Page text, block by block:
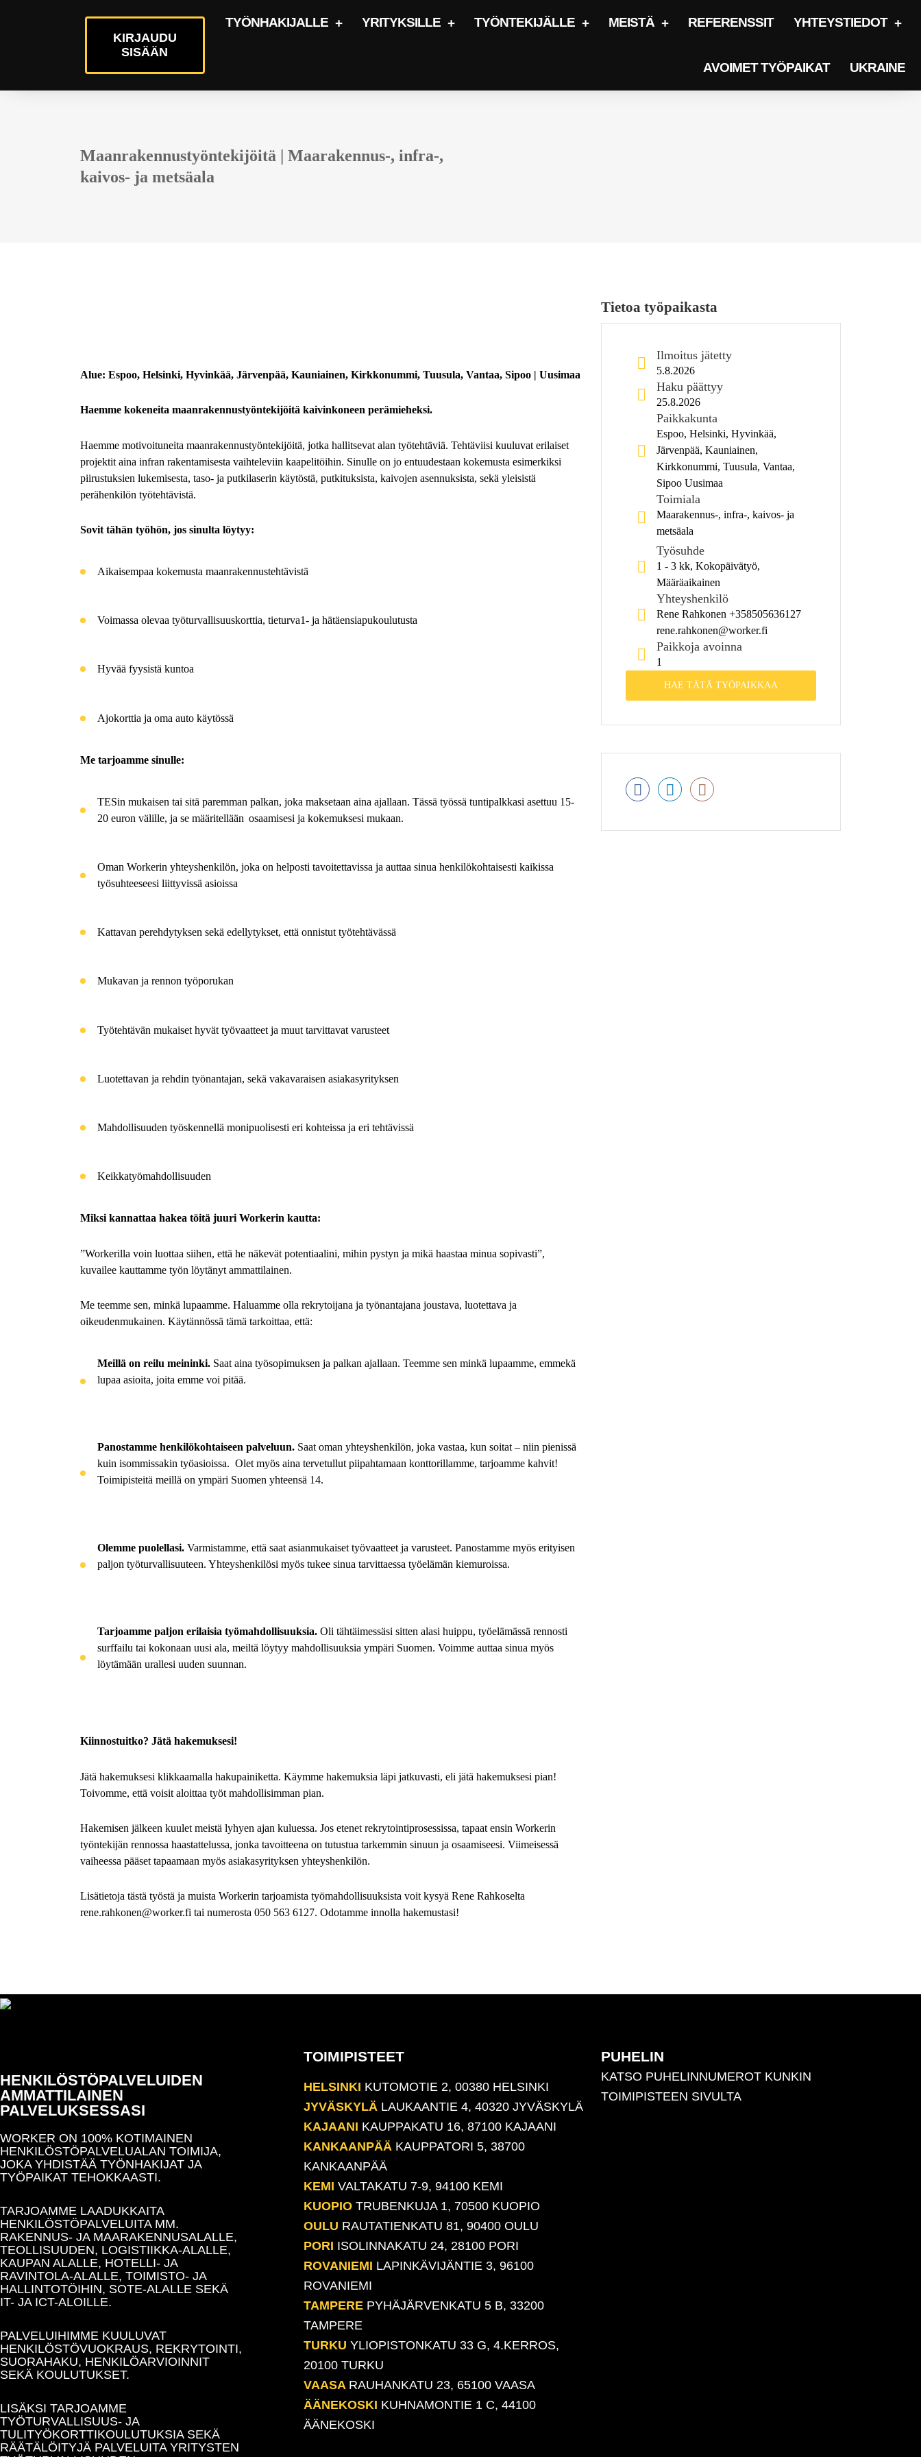
KIRJAUDU
SISÄÄN
TYÖNHAKIJALLE YRITYKSILLE TYÖNTEKIJÄLLE MEISTÄ REFERENSSIT YHTEYSTIEDOT
AVOIMET TYÖPAIKAT UKRAINE
Maanrakennustyöntekijöitä | Maarakennus-, infra-,
kaivos- ja metsäala
Alue: Espoo, Helsinki, Hyvinkää, Järvenpää, Kauniainen, Kirkkonummi, Tuusula, Vantaa, Sipoo | Uusimaa
Haemme kokeneita maanrakennustyöntekijöitä kaivinkoneen perämieheksi.
Haemme motivoituneita maanrakennustyöntekijöitä, jotka hallitsevat alan työtehtäviä. Tehtäviisi kuuluvat erilaiset
projektit aina infran rakentamisesta vaihteleviin kaapelitöihin. Sinulle on jo entuudestaan kokemusta esimerkiksi
piirustuksien lukemisesta, taso- ja putkilaserin käytöstä, putkituksista, kaivojen asennuksista, sekä yleisistä
perähenkilön työtehtävistä.
Sovit tähän työhön, jos sinulta löytyy:
Aikaisempaa kokemusta maanrakennustehtävistä
Voimassa olevaa työturvallisuuskorttia, tieturva1- ja hätäensiapukoulutusta
Hyvää fyysistä kuntoa
Ajokorttia ja oma auto käytössä
Me tarjoamme sinulle:
TESin mukaisen tai sitä paremman palkan, joka maksetaan aina ajallaan. Tässä työssä tuntipalkkasi asettuu 15-
20 euron välille, ja se määritellään osaamisesi ja kokemuksesi mukaan.
Oman Workerin yhteyshenkilön, joka on helposti tavoitettavissa ja auttaa sinua henkilökohtaisesti kaikissa
työsuhteeseesi liittyvissä asioissa
Kattavan perehdytyksen sekä edellytykset, että onnistut työtehtävässä
Mukavan ja rennon työporukan
Työtehtävän mukaiset hyvät työvaatteet ja muut tarvittavat varusteet
Luotettavan ja rehdin työnantajan, sekä vakavaraisen asiakasyrityksen
Mahdollisuuden työskennellä monipuolisesti eri kohteissa ja eri tehtävissä
Keikkatyömahdollisuuden
Miksi kannattaa hakea töitä juuri Workerin kautta:
”Workerilla voin luottaa siihen, että he näkevät potentiaalini, mihin pystyn ja mikä haastaa minua sopivasti”,
kuvailee kauttamme työn löytänyt ammattilainen.
Me teemme sen, minkä lupaamme. Haluamme olla rekrytoijana ja työnantajana joustava, luotettava ja
oikeudenmukainen. Käytännössä tämä tarkoittaa, että:
Meillä on reilu meininki. Saat aina työsopimuksen ja palkan ajallaan. Teemme sen minkä lupaamme, emmekä
lupaa asioita, joita emme voi pitää.
Panostamme henkilökohtaiseen palveluun. Saat oman yhteyshenkilön, joka vastaa, kun soitat – niin pienissä
kuin isommissakin työasioissa. Olet myös aina tervetullut piipahtamaan konttorillamme, tarjoamme kahvit!
Toimipisteitä meillä on ympäri Suomen yhteensä 14.
Olemme puolellasi. Varmistamme, että saat asianmukaiset työvaatteet ja varusteet. Panostamme myös erityisen
paljon työturvallisuuteen. Yhteyshenkilösi myös tukee sinua tarvittaessa työelämän kiemuroissa.
Tarjoamme paljon erilaisia työmahdollisuuksia. Oli tähtäimessäsi sitten alasi huippu, työelämässä rennosti
surffailu tai kokonaan uusi ala, meiltä löytyy mahdollisuuksia ympäri Suomen. Voimme auttaa sinua myös
löytämään urallesi uuden suunnan.
Kiinnostuitko? Jätä hakemuksesi!
Jätä hakemuksesi klikkaamalla hakupainiketta. Käymme hakemuksia läpi jatkuvasti, eli jätä hakemuksesi pian!
Toivomme, että voisit aloittaa työt mahdollisimman pian.
Hakemisen jälkeen kuulet meistä lyhyen ajan kuluessa. Jos etenet rekrytointiprosessissa, tapaat ensin Workerin
työntekijän rennossa haastattelussa, jonka tavoitteena on tutustua tarkemmin sinuun ja osaamiseesi. Viimeisessä
vaiheessa pääset tapaamaan myös asiakasyrityksen yhteyshenkilön.
Lisätietoja tästä työstä ja muista Workerin tarjoamista työmahdollisuuksista voit kysyä Rene Rahkoselta
rene.rahkonen@worker.fi tai numerosta 050 563 6127. Odotamme innolla hakemustasi!
Tietoa työpaikasta
Ilmoitus jätetty
5.8.2026
Haku päättyy
25.8.2026
Paikkakunta
Espoo, Helsinki, Hyvinkää,
Järvenpää, Kauniainen,
Kirkkonummi, Tuusula, Vantaa,
Sipoo Uusimaa
Toimiala
Maarakennus-, infra-, kaivos- ja
metsäala
Työsuhde
1 - 3 kk, Kokopäivätyö,
Määräaikainen
Yhteyshenkilö
Rene Rahkonen +358505636127
rene.rahkonen@worker.fi
Paikkoja avoinna
1
HAE TÄTÄ TYÖPAIKKAA
HENKILÖSTÖPALVELUIDEN
AMMATTILAINEN
PALVELUKSESSASI
WORKER ON 100% KOTIMAINEN
HENKILÖSTÖPALVELUALAN TOIMIJA,
JOKA YHDISTÄÄ TYÖNHAKIJAT JA
TYÖPAIKAT TEHOKKAASTI.
TARJOAMME LAADUKKAITA
HENKILÖSTÖPALVELUITA MM.
RAKENNUS- JA MAARAKENNUSALALLE,
TEOLLISUUDEN, LOGISTIIKKA-ALALLE,
KAUPAN ALALLE, HOTELLI- JA
RAVINTOLA-ALALLE, TOIMISTO- JA
HALLINTOTÖIHIN, SOTE-ALALLE SEKÄ
IT- JA ICT-ALOILLE.
PALVELUIHIMME KUULUVAT
HENKILÖSTÖVUOKRAUS, REKRYTOINTI,
SUORAHAKU, HENKILÖARVIOINNIT
SEKÄ KOULUTUKSET.
LISÄKSI TARJOAMME
TYÖTURVALLISUUS- JA
TULITYÖKORTTIKOULUTUKSIA SEKÄ
RÄÄTÄLÖITYJÄ PALVELUITA YRITYSTEN
TOIMIPISTEET
HELSINKI KUTOMOTIE 2, 00380 HELSINKI
JYVÄSKYLÄ LAUKAANTIE 4, 40320 JYVÄSKYLÄ
KAJAANI KAUPPAKATU 16, 87100 KAJAANI
KANKAANPÄÄ KAUPPATORI 5, 38700
KANKAANPÄÄ
KEMIVALTAKATU 7-9, 94100 KEMI
KUOPIOTRUBENKUJA 1, 70500 KUOPIO
OULU RAUTATIENKATU 81, 90400 OULU
PORI ISOLINNAKATU 24, 28100 PORI
ROVANIEMI LAPINKÄVIJÄNTIE 3, 96100
ROVANIEMI
TAMPERE PYHÄJÄRVENKATU 5 B, 33200
TAMPERE
TURKU YLIOPISTONKATU 33 G, 4.KERROS,
20100 TURKU
VAASA RAUHANKATU 23, 65100 VAASA
ÄÄNEKOSKI KUHNAMONTIE 1 C, 44100
ÄÄNEKOSKI
PUHELIN
KATSO PUHELINNUMEROT KUNKIN
TOIMIPISTEEN SIVULTA